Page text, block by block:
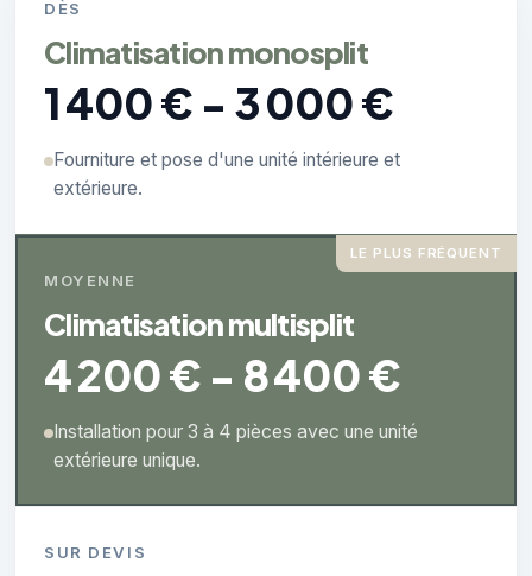
DÈS
Climatisation monosplit
1 400 € - 3 000 €
Fourniture et pose d'une unité intérieure et
extérieure.
LE PLUS FRÉQUENT
MOYENNE
Climatisation multisplit
4 200 € - 8 400 €
Installation pour 3 à 4 pièces avec une unité
extérieure unique.
SUR DEVIS